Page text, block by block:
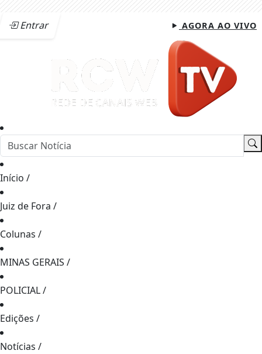
Entrar AGORA AO VIVO
Início /
Juiz de Fora /
Colunas /
MINAS GERAIS /
POLICIAL/
Edições /
Notícias /